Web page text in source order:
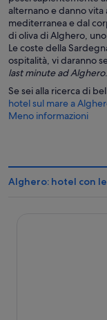
alternano e danno
mediterranea e dal
di oliva di Alghero,
Le coste della
ospitalità, vi daranno
last minute ad Alghero.
Se sei alla ricerca di
hotel sul mare a
Meno informazioni
Alghero: hotel con